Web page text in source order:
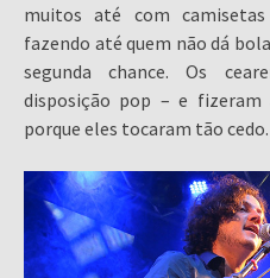
muitos até com
fazendo até quem não dá
segunda chance. Os
disposição pop – e
porque eles tocaram tão cedo.